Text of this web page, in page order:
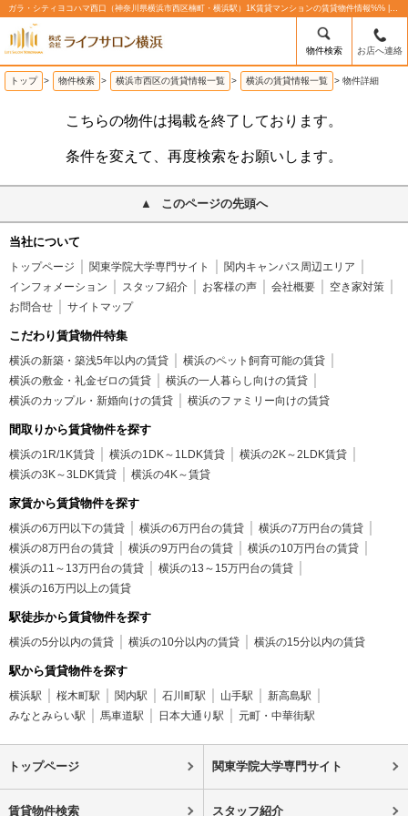
ガラ・シティヨコハマ西口（神奈川県横浜市西区楠町・横浜駅）1K賃貸マンションの賃貸物件情報%% | 株式会社ライフサロン横浜
物件検索 お店へ連絡
トップ > 物件検索 > 横浜市西区の賃貸情報一覧 > 横浜の賃貸情報一覧 > 物件詳細
こちらの物件は掲載を終了しております。
条件を変えて、再度検索をお願いします。
このページの先頭へ
当社について
トップページ 関東学院大学専門サイト
関内キャンパス周辺エリア
インフォメーション
スタッフ紹介 お客様の声 会社概要
空き家対策
お問合せ
サイトマップ
こだわり賃貸物件特集
横浜の新築・築浅5年以内の賃貸
横浜のペット飼育可能の賃貸
横浜の敷金・礼金ゼロの賃貸
横浜の一人暮らし向けの賃貸
横浜のカップル・新婚向けの賃貸
横浜のファミリー向けの賃貸
間取りから賃貸物件を探す
横浜の1R/1K賃貸 横浜の1DK～1LDK賃貸
横浜の2K～2LDK賃貸
横浜の3K～3LDK賃貸
横浜の4K～賃貸
家賃から賃貸物件を探す
横浜の6万円以下の賃貸 横浜の6万円台の賃貸
横浜の7万円台の賃貸
横浜の8万円台の賃貸
横浜の9万円台の賃貸
横浜の10万円台の賃貸
横浜の11～13万円台の賃貸
横浜の13～15万円台の賃貸
横浜の16万円以上の賃貸
駅徒歩から賃貸物件を探す
横浜の5分以内の賃貸 横浜の10分以内の賃貸 横浜の15分以内の賃貸
駅から賃貸物件を探す
横浜駅 桜木町駅 関内駅 石川町駅 山手駅
新高島駅
みなとみらい駅
馬車道駅 日本大通り駅 元町・中華街駅
トップページ 関東学院大学専門サイト
賃貸物件検索 スタッフ紹介